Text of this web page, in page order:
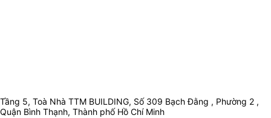
Tầng 5, Toà Nhà TTM BUILDING, Số 309 Bạch Đằng , Phường 2 ,
Quận Bình Thạnh, Thành phố Hồ Chí Minh